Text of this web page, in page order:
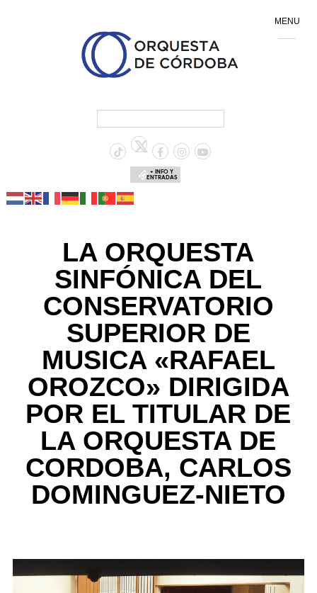
+ INFO Y
ENTRADAS
LA ORQUESTA
SINFÓNICA DEL
CONSERVATORIO
SUPERIOR DE
MUSICA «RAFAEL
OROZCO» DIRIGIDA
POR EL TITULAR DE
LA ORQUESTA DE
CORDOBA, CARLOS
DOMINGUEZ-NIETO
MENU